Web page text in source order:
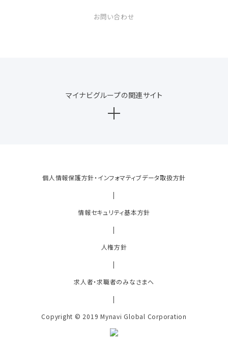
お問い合わせ
マイナビグループの関連サイト
個人情報保護方針・インフォマティブデータ取扱方針
|
情報セキュリティ基本方針
|
人権方針
|
求人者・求職者のみなさまへ
|
Copyright © 2019 Mynavi Global Corporation